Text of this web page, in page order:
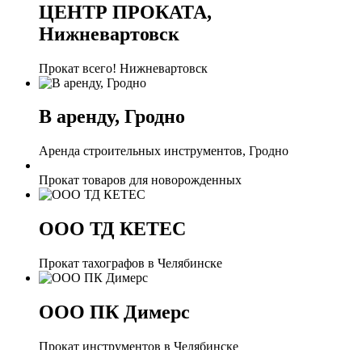
ЦЕНТР ПРОКАТА,
Нижневартовск
Прокат всего! Нижневартовск
В аренду, Гродно
Аренда строительных инструментов, Гродно
Прокат товаров для новорожденных
ООО ТД КЕТЕС
Прокат тахографов в Челябинске
ООО ПК Димерс
Прокат инструментов в Челябинске